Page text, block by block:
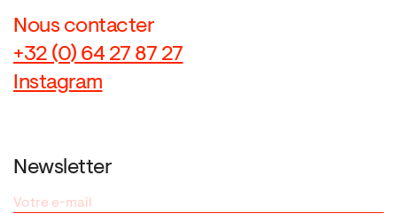
Nous contacter
+32 (0) 64 27 87 27
Instagram
Newsletter